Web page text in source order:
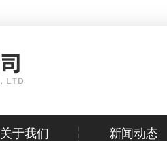
关于我们 新闻动态